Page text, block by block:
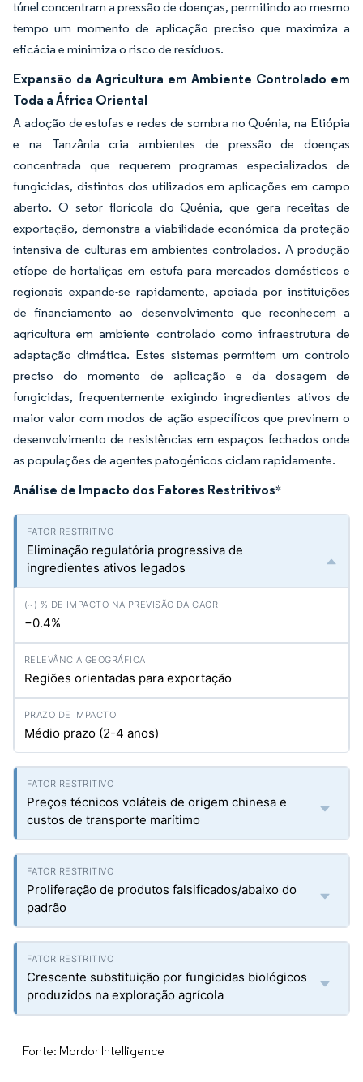
túnel concentram a pressão de doenças, permitindo ao mesmo
tempo um momento de aplicação preciso que maximiza a
eficácia e minimiza o risco de resíduos.
Expansão da Agricultura em Ambiente Controlado em
Toda a África Oriental
A adoção de estufas e redes de sombra no Quénia, na Etiópia
e na Tanzânia cria ambientes de pressão de doenças
concentrada que requerem programas especializados de
fungicidas, distintos dos utilizados em aplicações em campo
aberto. O setor florícola do Quénia, que gera receitas de
exportação, demonstra a viabilidade económica da proteção
intensiva de culturas em ambientes controlados. A produção
etíope de hortaliças em estufa para mercados domésticos e
regionais expande-se rapidamente, apoiada por instituições
de financiamento ao desenvolvimento que reconhecem a
agricultura em ambiente controlado como infraestrutura de
adaptação climática. Estes sistemas permitem um controlo
preciso do momento de aplicação e da dosagem de
fungicidas, frequentemente exigindo ingredientes ativos de
maior valor com modos de ação específicos que previnem o
desenvolvimento de resistências em espaços fechados onde
as populações de agentes patogénicos ciclam rapidamente.
Análise de Impacto dos Fatores Restritivos*
Eliminação regulatória progressiva de
ingredientes ativos legados
−0.4%
Regiões orientadas para exportação
Médio prazo (2-4 anos)
Preços técnicos voláteis de origem chinesa e
custos de transporte marítimo
Proliferação de produtos falsificados/abaixo do
padrão
Crescente substituição por fungicidas biológicos
produzidos na exploração agrícola
Fonte: Mordor Intelligence